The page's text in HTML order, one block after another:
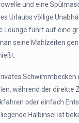
und eine
Urlaubs völlige
Lounge führt auf eine
seine Mahlzeiten
Schwimmbecken
während der direkte
oder einfach
Halbinsel ist